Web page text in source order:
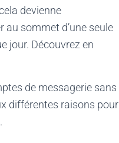
devienne
au sommet d’une seule
jour. Découvrez en
de messagerie sans
différentes raisons pour